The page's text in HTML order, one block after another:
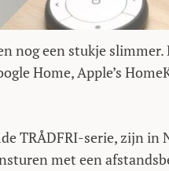
nog een stukje
Home, Apple’s
TRÅDFRI-serie, zijn in
met een